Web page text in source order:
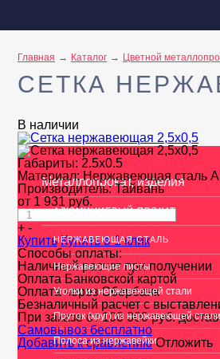
Главная Каталог Цветной
СЕТКА
Металлопрокат, изделия
АЛЮМИНИЕВЫЙ ПРОКАТ
НЕРЖАВЕЮЩАЯ СТАЛЬ
Нержавеющие листы
Уголки из нержавеющей стали
Пруток (круг) из нержавеющей стали
Полоса из нержавейки
В наличии
Габариты: 2.5x0.5
Материал:Нержавеющая сталь
Производитель:Тайвань
от 1 931руб.
+ -
Купить Купить в 1 клик
Способы оплаты:
Наличный расчет при получении
Оплата Банковской картой
Оплата через Сбербанк
Безналичный расчет с
При заказе от 100 000 руб.
Cамовывоз бесплатно
Добавить к сравнению Отложить